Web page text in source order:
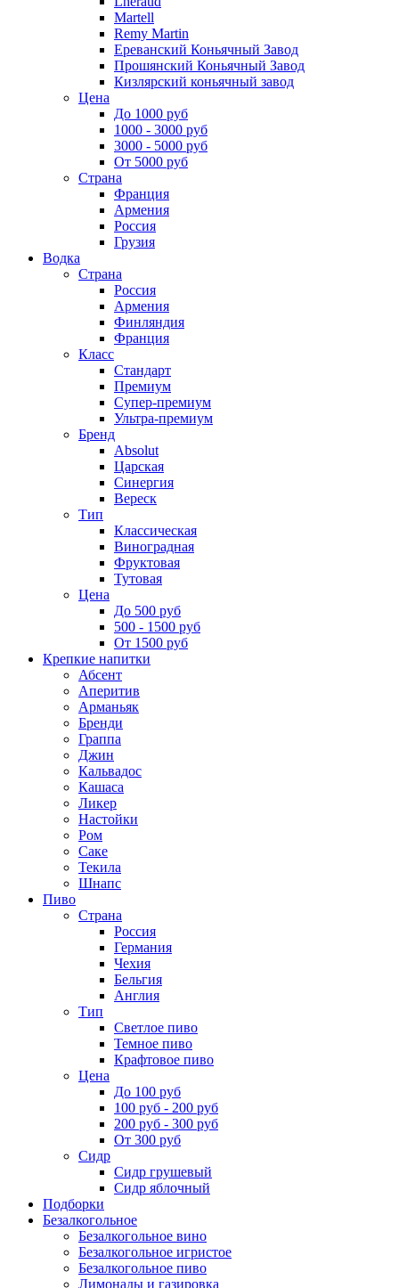
Martell
Remy Martin
Ереванский Коньячный Завод
Прошянский Коньячный Завод
Кизлярский коньячный завод
Цена
До 1000 руб
1000 - 3000 руб
3000 - 5000 руб
От 5000 руб
Страна
Франция
Армения
Россия
Грузия
Водка
Страна
Россия
Армения
Финляндия
Франция
Класс
Стандарт
Премиум
Супер-премиум
Ультра-премиум
Бренд
Absolut
Царская
Синергия
Вереск
Тип
Классическая
Виноградная
Фруктовая
Тутовая
Цена
До 500 руб
500 - 1500 руб
От 1500 руб
Крепкие напитки
Абсент
Аперитив
Арманьяк
Бренди
Граппа
Джин
Кальвадос
Кашаса
Ликер
Настойки
Ром
Саке
Текила
Шнапс
Пиво
Страна
Россия
Германия
Чехия
Бельгия
Англия
Тип
Светлое пиво
Темное пиво
Крафтовое пиво
Цена
До 100 руб
100 руб - 200 руб
200 руб - 300 руб
От 300 руб
Сидр
Сидр грушевый
Сидр яблочный
Подборки
Безалкогольное
Безалкогольное вино
Безалкогольное игристое
Безалкогольное пиво
Лимонады и газировка